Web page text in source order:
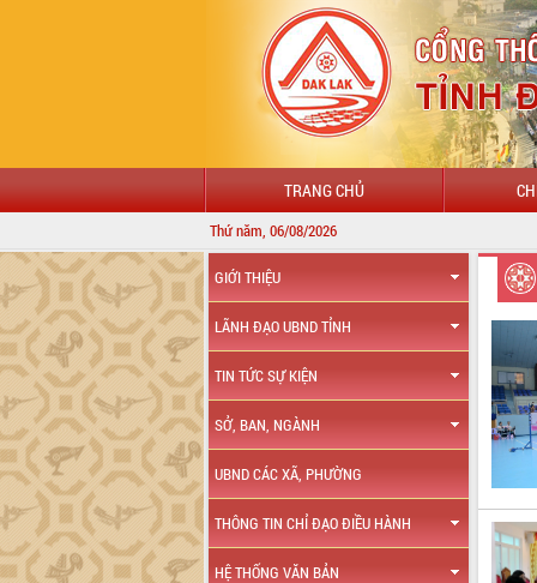
TRANG CHỦ
Thứ năm, 06/08/2026
GIỚI THIỆU
LÃNH ĐẠO UBND TỈNH
TIN TỨC SỰ KIỆN
SỞ, BAN, NGÀNH
UBND CÁC XÃ, PHƯỜNG
THÔNG TIN CHỈ ĐẠO ĐIỀU HÀNH
HỆ THỐNG VĂN BẢN